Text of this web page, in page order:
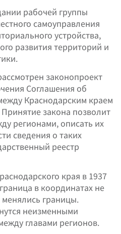
рабочей группы
самоуправления
устройства,
развития территорий и
законопроект
Соглашения об
Краснодарским краем
закона позволит
регионами, описать их
сведения о таких
реестр
края в 1937
в координатах не
менялись границы.
неизменными
главами регионов.